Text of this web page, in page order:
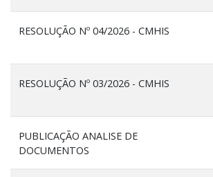
RESOLUÇÃO Nº 04/2026 - CMHIS
RESOLUÇÃO Nº 03/2026 - CMHIS
PUBLICAÇÃO ANALISE DE
DOCUMENTOS